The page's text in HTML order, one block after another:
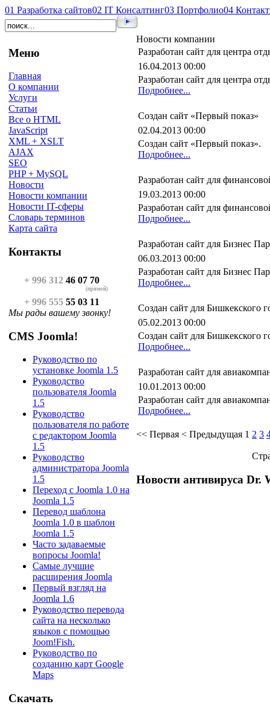
01 Разработка сайтов02 IT Консалтинг03 Портфолио04
Меню
Главная
О компании
Услуги
Статьи
Все о HTML
JavaScript
XML + XSLT
AJAX
SEO
PHP + MySQL
Новости
Новости компании
Новости IT-сферы
Словарь терминов
Карта сайта
Контакты
+ 996 312 46 07 70
(прямой)
+ 996 555 55 03 11
Мы рады вашему звонку!
CMS Joomla!
Руководство по
установке Joomla 1.5
Руководство
пользователя Joomla
1.5
Руководство
пользователя по работе
с редактором Joomla
1.5
Руководство
администратора Joomla
1.5
Переход с Joomla 1.0 на
Joomla 1.5
Перевод шаблона
Joomla 1.0 в шаблон
Joomla 1.5
Часто задаваемые
вопросы Joomla!
Самые лучшие
расширения Joomla
Первый взгляд на
Joomla 1.6
Руководство перевода
сайта на несколько
языков с помощью
Joom!Fish.
Руководство по
созданию карт Google
Maps
Скачать
Новости компании
Разработан сайт для центра
16.04.2013 00:00
Разработан сайт для центра
Подробнее...
Создан сайт «Первый показ»
02.04.2013 00:00
Создан сайт «Первый показ».
Подробнее...
Разработан сайт для
19.03.2013 00:00
Разработан сайт для
Подробнее...
Разработан сайт для Бизнес
06.03.2013 00:00
Разработан сайт для Бизнес
Подробнее...
Создан сайт для Бишкекского
05.02.2013 00:00
Создан сайт для Бишкекского
Подробнее...
Разработан сайт для
10.01.2013 00:00
Разработан сайт для
Подробнее...
<< Первая < Предыдущая 1 2 3
Новости антивируса Dr.